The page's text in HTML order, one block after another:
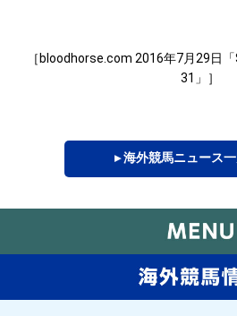
［bloodhorse.com 2016年7月29日
31」］
▸ 海外競馬ニュース